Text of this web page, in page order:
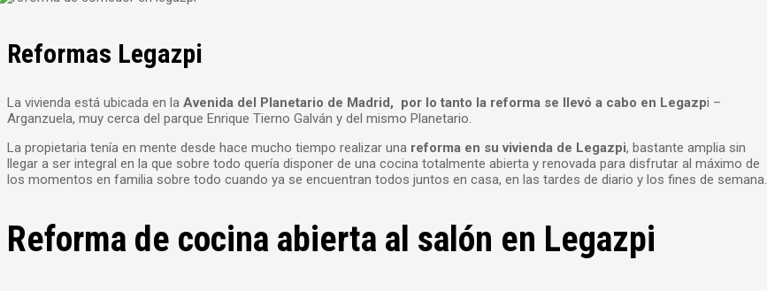
Reformas Legazpi
La vivienda está ubicada en la Avenida del Planetario de Madrid, por lo tanto la reforma se llevó a cabo en Legazpi –
Arganzuela, muy cerca del parque Enrique Tierno Galván y del mismo Planetario.
La propietaria tenía en mente desde hace mucho tiempo realizar una reforma en su vivienda de Legazpi, bastante amplia sin
llegar a ser integral en la que sobre todo quería disponer de una cocina totalmente abierta y renovada para disfrutar al máximo de
los momentos en familia sobre todo cuando ya se encuentran todos juntos en casa, en las tardes de diario y los fines de semana.
Reforma de cocina abierta al salón en Legazpi